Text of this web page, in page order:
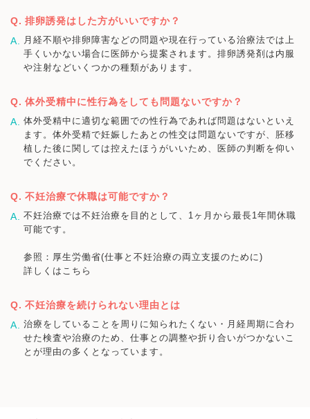
排卵誘発はした方がいいですか？
月経不順や排卵障害などの問題や現在行っている治療法では上
手くいかない場合に医師から提案されます。排卵誘発剤は内服
や注射などいくつかの種類があります。
体外受精中に性行為をしても問題ないですか？
体外受精中に適切な範囲での性行為であれば問題はないといえ
ます。体外受精で妊娠したあとの性交は問題ないですが、胚移
植した後に関しては控えたほうがいいため、医師の判断を仰い
でください。
不妊治療で休職は可能ですか？
不妊治療では不妊治療を目的として、1ヶ月から最長1年間休職
可能です。
参照：厚生労働省(仕事と不妊治療の両立支援のために)
詳しくはこちら
不妊治療を続けられない理由とは
治療をしていることを周りに知られたくない・月経周期に合わ
せた検査や治療のため、仕事との調整や折り合いがつかないこ
とが理由の多くとなっています。